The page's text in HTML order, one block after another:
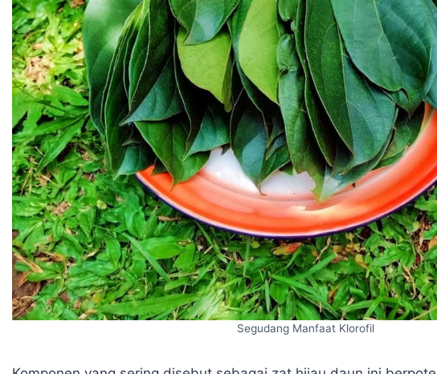
Segudang Manfaat Klorofil